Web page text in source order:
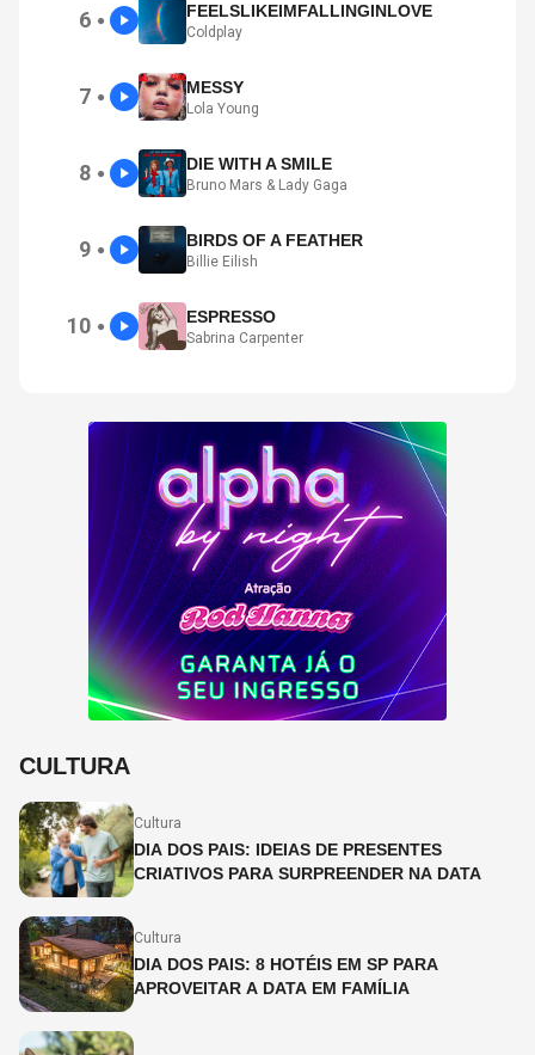
6 ● FEELSLIKEIMFALLINGINLOVE
Coldplay
7 ● MESSY
Lola Young
8 ● DIE WITH A SMILE
Bruno Mars & Lady Gaga
9 ● BIRDS OF A FEATHER
Billie Eilish
10 ● ESPRESSO
Sabrina Carpenter
CULTURA
Cultura
DIA DOS PAIS: IDEIAS DE PRESENTES
CRIATIVOS PARA SURPREENDER NA DATA
Cultura
DIA DOS PAIS: 8 HOTÉIS EM SP PARA
APROVEITAR A DATA EM FAMÍLIA